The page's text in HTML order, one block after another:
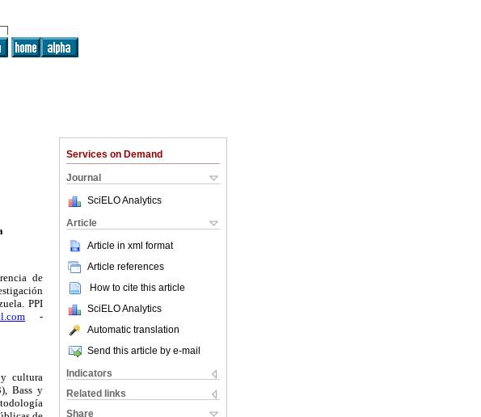
Services on Demand
Journal
SciELO Analytics
Article
Article in xml format
Article references
How to cite this article
SciELO Analytics
Automatic translation
Send this article by e-mail
Indicators
Related links
Share
de
PPI
-
cultura
Bass y